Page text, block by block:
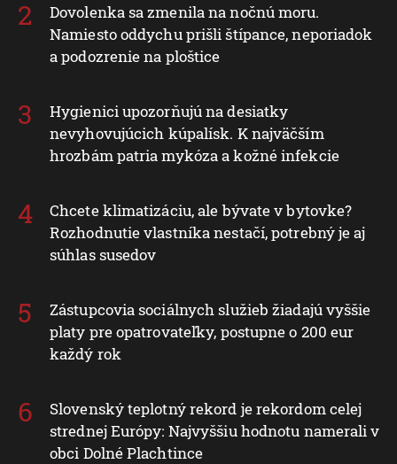
Dovolenka sa zmenila na nočnú moru.
Namiesto oddychu prišli štípance, neporiadok
a podozrenie na ploštice
Hygienici upozorňujú na desiatky
nevyhovujúcich kúpalísk. K najväčším
hrozbám patria mykóza a kožné infekcie
Chcete klimatizáciu, ale bývate v bytovke?
Rozhodnutie vlastníka nestačí, potrebný je aj
súhlas susedov
Zástupcovia sociálnych služieb žiadajú vyššie
platy pre opatrovateľky, postupne o 200 eur
každý rok
Slovenský teplotný rekord je rekordom celej
strednej Európy: Najvyššiu hodnotu namerali v
obci Dolné Plachtince